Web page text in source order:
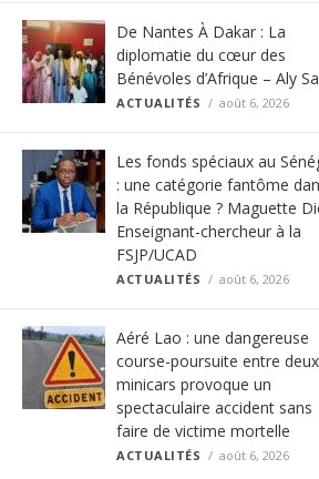
De Nantes À Dakar : La
diplomatie du cœur des
Bénévoles d’Afrique – Aly
ACTUALITÉS août 6, 2026
Les fonds spéciaux au
: une catégorie fantôme
la République ? Maguette
Enseignant-chercheur à la
FSJP/UCAD
ACTUALITÉS août 6, 2026
Aéré Lao : une dangereuse
course-poursuite entre deux
minicars provoque un
spectaculaire accident sans
faire de victime mortelle
ACTUALITÉS août 6, 2026